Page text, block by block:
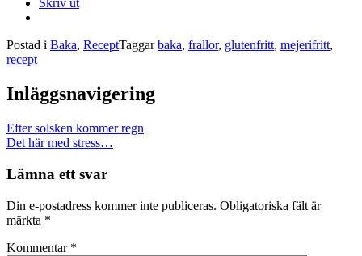
Skriv ut
Postad i Baka, ReceptTaggarbaka, frallor, glutenfritt, mejerifritt,
recept
Inläggsnavigering
Efter solsken kommer regn
Det här med stress…
Lämna ett svar
Din e-postadress kommer inte publiceras. Obligatoriska fält är
märkta *
Kommentar *